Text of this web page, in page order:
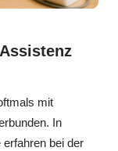
mit
In
bei der